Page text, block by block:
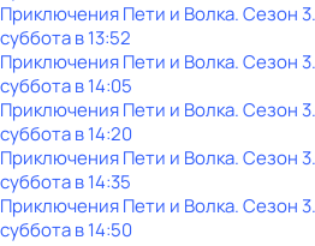
Приключения Пети и Волка. Сезон 3
субботав13:52
Приключения Пети и Волка. Сезон 3
субботав14:05
Приключения Пети и Волка. Сезон 3
субботав14:20
Приключения Пети и Волка. Сезон 3
субботав14:35
Приключения Пети и Волка. Сезон 3
субботав14:50